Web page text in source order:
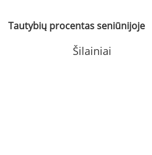
Tautybių procentas seniūnijoje
Šilainiai